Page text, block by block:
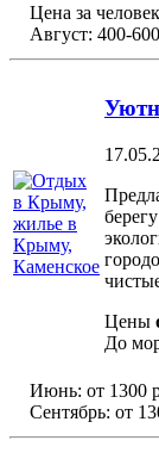
Цена за
Август: 400-
Цены
До
Июнь: от 1300
Сентябрь: от